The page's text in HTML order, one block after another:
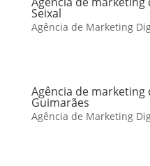
Seixal
Agência de Marketing
Agência de
Guimarães
Agência de Marketing